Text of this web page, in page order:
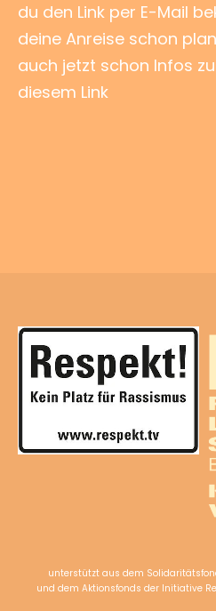
du den Link per E-Mail
deine Anreise schon
auch jetzt schon Infos
diesem Link
unterstützt aus dem
und dem Aktionsfonds der Initiative